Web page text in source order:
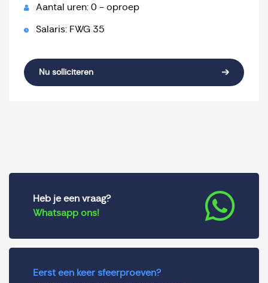
Aantal uren: 0 - oproep
Salaris: FWG 35
Nu solliciteren
Heb je een vraag?
Whatsapp ons!
Eerst een keer sfeerproeven?